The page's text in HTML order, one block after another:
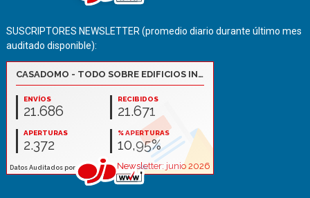
SUSCRIPTORES NEWSLETTER (promedio diario durante último mes
auditado disponible):